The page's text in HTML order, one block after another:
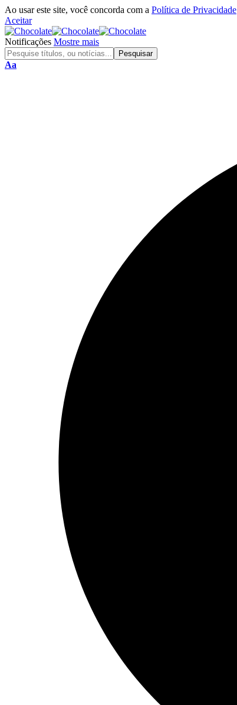
Ao usar este site, você concorda com a Política de Privacidade
Aceitar
Notificações Mostre mais
Aa